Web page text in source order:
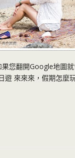
您翻開Google地圖
來來來，假期怎麼